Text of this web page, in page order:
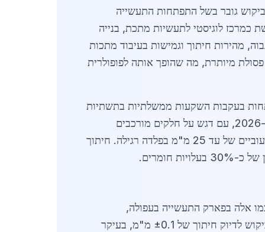
עם ביקוש גובר בשל התפתחות התעשייה
עיר מרכזית בצפון עם אוכלוסייה של כ-49,634 תושבים, משמשת כמרכז לוגיסטי לתעשיות מתכת, בנייה
לשנה, מונע על ידי דרישה לדיוק גבוה, מהירות חיתוך וגמישות בעיבוד מתכות
מיותרת, מה שהופך אותה לפופולרית
בעקבות השקעות ממשלתיות בתשתיות
צפוניות. על פי נתוני לשכת המסחר בעפולה, מספר הפרויקטים שדורשים חיתוך לייזר עלה ב-20% בהשוואה ל-2026, עם דגש על חלקים מורכבים
למבנים תעשייתיים. הספקים המקומיים מציעים מכונות לייזר מתקדמות מסוג Fiber Laser, המסוגלות לחתוך עוביים של עד 25 מ"מ בפלדה רגילה. חיתוך
חומרים.
אלה בפארק התעשייה בעפולה,
משתמשים בשירותים אלה לייצור רכיבים למכונות חקלאיות ולמבני פלדה. ב-2026, צפויה עלייה של 25% בביקוש לדיוק חיתוך של ±0.1 מ"מ, בעיקר